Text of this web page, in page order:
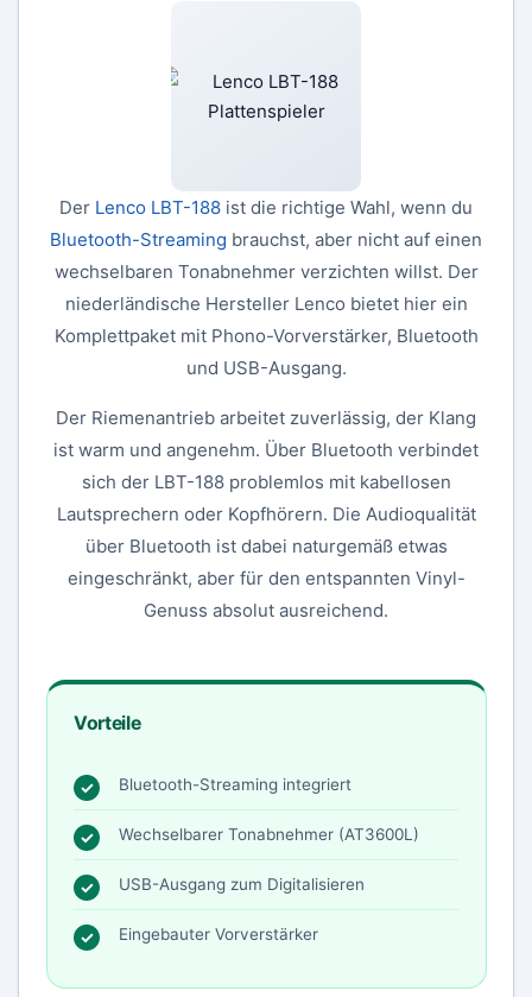
Der Lenco LBT-188 ist die richtige Wahl, wenn du
Bluetooth-Streaming brauchst, aber nicht auf einen
wechselbaren Tonabnehmer verzichten willst. Der
niederländische Hersteller Lenco bietet hier ein
Komplettpaket mit Phono-Vorverstärker, Bluetooth
und USB-Ausgang.
Der Riemenantrieb arbeitet zuverlässig, der Klang
ist warm und angenehm. Über Bluetooth verbindet
sich der LBT-188 problemlos mit kabellosen
Lautsprechern oder Kopfhörern. Die Audioqualität
über Bluetooth ist dabei naturgemäß etwas
eingeschränkt, aber für den entspannten Vinyl-
Genuss absolut ausreichend.
Vorteile
Bluetooth-Streaming integriert
Wechselbarer Tonabnehmer (AT3600L)
USB-Ausgang zum Digitalisieren
Eingebauter Vorverstärker